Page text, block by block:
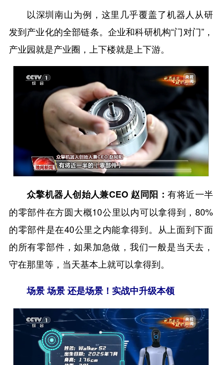
以深圳南山为例，这里几乎覆盖了机器人从研
发到产业化的全部链条。企业和科研机构“门对门”，
产业园就是产业圈，上下楼就是上下游。
众擎机器人创始人兼CEO 赵同阳：有将近一半
的零部件在方圆大概10公里以内可以拿得到，80%
的零部件是在40公里之内能拿得到。从上面到下面
的所有零部件，如果加急做，我们一般是当天去，
守在那里等，当天基本上就可以拿得到。
场景 场景 还是场景！实战中升级本领